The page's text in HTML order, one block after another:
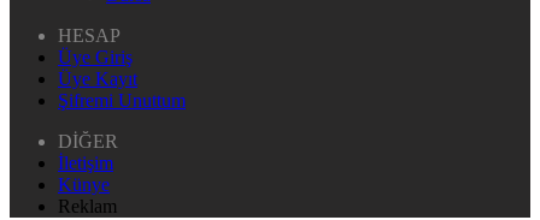
HESAP
Üye Giriş
Üye Kayıt
Şifremi Unuttum
DİĞER
İletişim
Künye
Reklam